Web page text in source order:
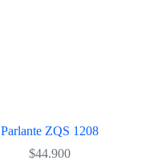
Parlante ZQS 1208
$44.900